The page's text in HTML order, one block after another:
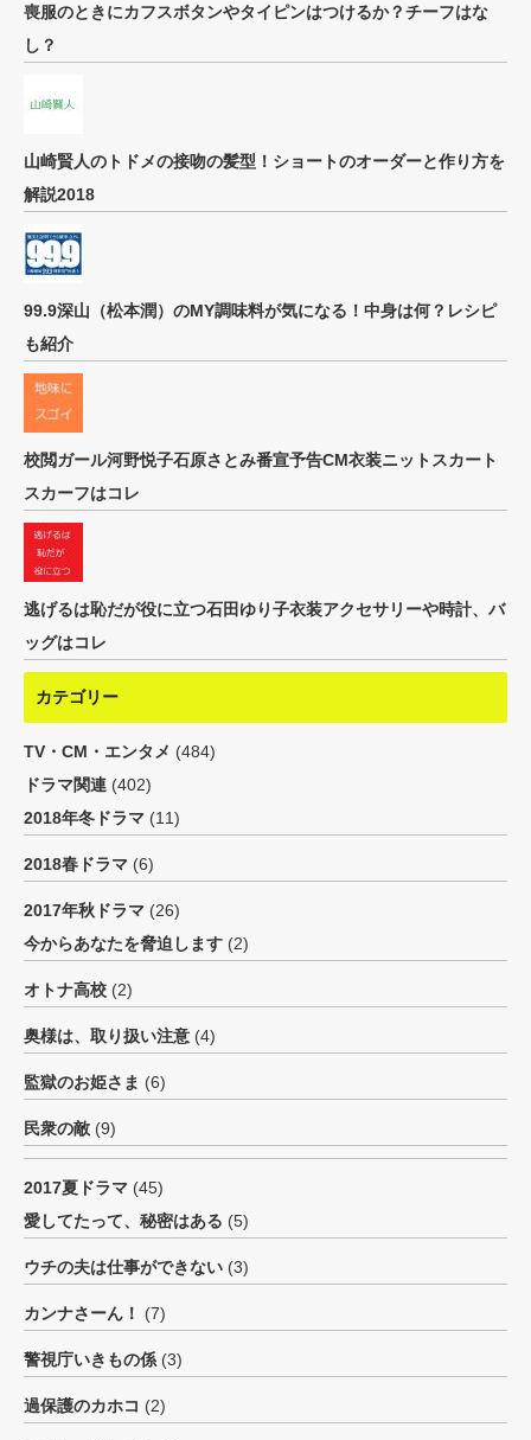
喪服のときにカフスボタンやタイピンはつけるか？チーフはな
し？
山崎賢人のトドメの接吻の髪型！ショートのオーダーと作り方を
解説2018
99.9深山（松本潤）のMY調味料が気になる！中身は何？レシピ
も紹介
校閲ガール河野悦子石原さとみ番宣予告CM衣装ニットスカート
スカーフはコレ
逃げるは恥だが役に立つ石田ゆり子衣装アクセサリーや時計、バ
ッグはコレ
カテゴリー
TV・CM・エンタメ (484)
ドラマ関連 (402)
2018年冬ドラマ (11)
2018春ドラマ (6)
2017年秋ドラマ (26)
今からあなたを脅迫します (2)
オトナ高校 (2)
奥様は、取り扱い注意 (4)
監獄のお姫さま (6)
民衆の敵 (9)
2017夏ドラマ (45)
愛してたって、秘密はある (5)
ウチの夫は仕事ができない (3)
カンナさーん！ (7)
警視庁いきもの係 (3)
過保護のカホコ (2)